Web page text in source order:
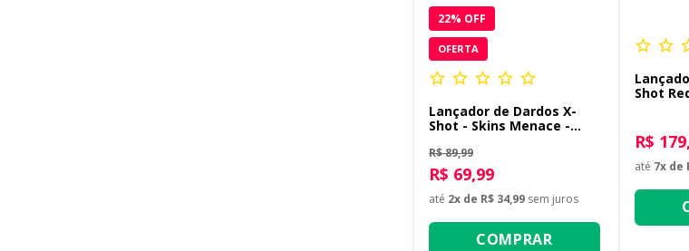
22% OFF
OFERTA
Lançador de Dardos X-
Shot - Skins Menace -
R$ 89,99
R$ 69,99
até 2x de R$ 34,99 sem juros
COMPRAR
Shot
R$
até 7x de